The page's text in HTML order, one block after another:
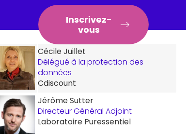
Inscrivez-
vous
Cécile Juillet
Délégué à la protection des
données
Cdiscount
Jérôme Sutter
Directeur Général Adjoint
Laboratoire Puressentiel